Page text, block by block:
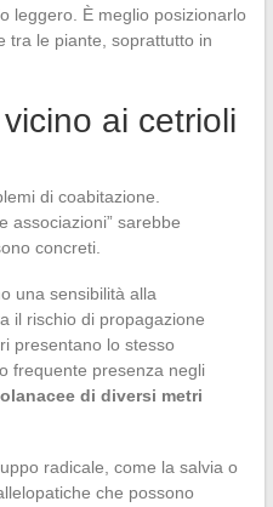
leggero. È meglio posizionarlo
tra le piante, soprattutto in
ai cetrioli
di coabitazione.
associazioni” sarebbe
concreti.
una sensibilità alla
il rischio di propagazione
presentano lo stesso
frequente presenza negli
di diversi metri
radicale, come la salvia o
che possono